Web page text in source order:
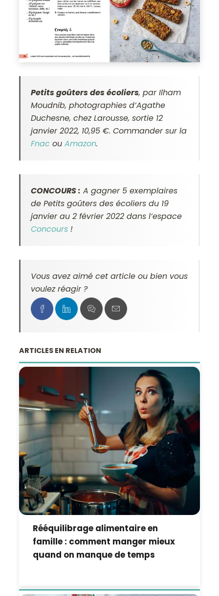
Petits goûters des écoliers, par Ilham
Moudnib, photographies d’Agathe
Duchesne, chez Larousse, sortie 12
janvier 2022, 10,95 €. Commander sur la
Fnac ouAmazon.
CONCOURS : A gagner 5 exemplaires
de Petits goûters des écoliers du 19
janvier au 2 février 2022 dans l’espace
Concours !
Vous avez aimé cet article ou bien vous
voulez réagir ?
ARTICLES EN RELATION
Rééquilibrage alimentaire en
famille : comment manger mieux
quand on manque de temps